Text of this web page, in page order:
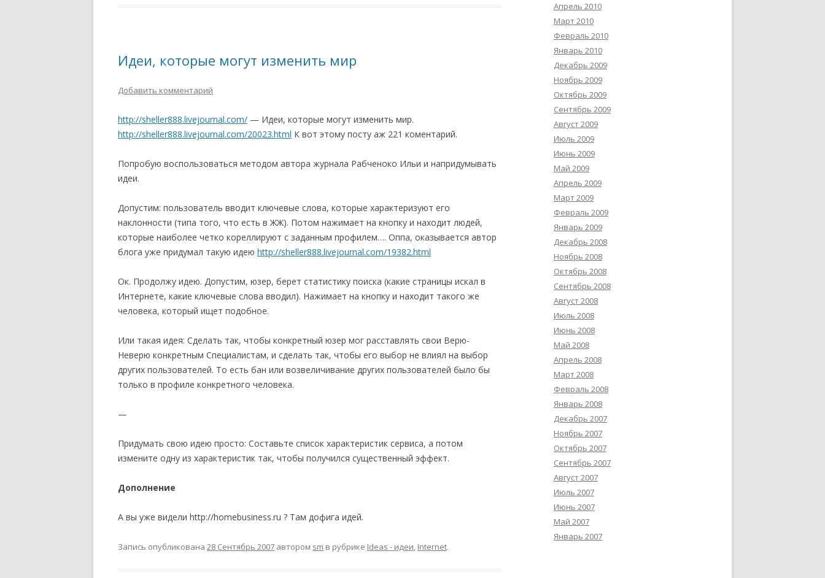
Идеи, которые могут изменить мир
Добавить комментарий
http://sheller888.livejournal.com/ — Идеи, которые могут изменить мир.
http://sheller888.livejournal.com/20023.html К вот этому посту аж 221 коментарий.
Попробую воспользоваться методом автора журнала Рабченоко Ильи и напридумывать
идеи.
Допустим: пользователь вводит ключевые слова, которые характеризуют его
наклонности (типа того, что есть в ЖЖ). Потом нажимает на кнопку и находит людей,
которые наиболее четко кореллируют с заданным профилем…. Оппа, оказывается автор
блога уже придумал такую идею http://sheller888.livejournal.com/19382.html
Ок. Продолжу идею. Допустим, юзер, берет статистику поиска (какие страницы искал в
Интернете, какие ключевые слова вводил). Нажимает на кнопку и находит такого же
человека, который ищет подобное.
Или такая идея: Сделать так, чтобы конкретный юзер мог расставлять свои Верю-
Неверю конкретным Специалистам, и сделать так, чтобы его выбор не влиял на выбор
других пользователей. То есть бан или возвеличивание других пользователей было бы
только в профиле конкретного человека.
—
Придумать свою идею просто: Составьте список характеристик сервиса, а потом
измените одну из характеристик так, чтобы получился существенный эффект.
Дополнение
А вы уже видели http://homebusiness.ru ? Там дофига идей.
Запись опубликована 28 Сентябрь 2007 автором sm в рубрике Ideas - идеи, Internet.
Апрель 2010
Март 2010
Февраль 2010
Январь 2010
Декабрь 2009
Ноябрь 2009
Октябрь 2009
Сентябрь 2009
Август 2009
Июль 2009
Июнь 2009
Май 2009
Апрель 2009
Март 2009
Февраль 2009
Январь 2009
Декабрь 2008
Ноябрь 2008
Октябрь 2008
Сентябрь 2008
Август 2008
Июль 2008
Июнь 2008
Май 2008
Апрель 2008
Март 2008
Февраль 2008
Январь 2008
Декабрь 2007
Ноябрь 2007
Октябрь 2007
Сентябрь 2007
Август 2007
Июль 2007
Июнь 2007
Май 2007
Январь 2007